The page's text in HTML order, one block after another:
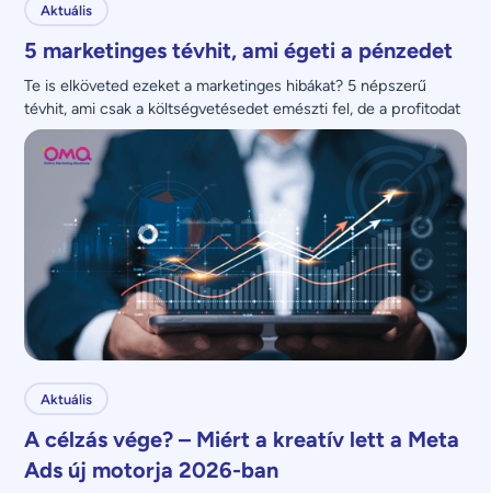
Aktuális
5 marketinges tévhit, ami égeti a pénzedet
Te is elköveted ezeket a marketinges hibákat? 5 népszerű
tévhit, ami csak a költségvetésedet emészti fel, de a profitodat
nem növeli.
Aktuális
A célzás vége? – Miért a kreatív lett a Meta
Ads új motorja 2026-ban